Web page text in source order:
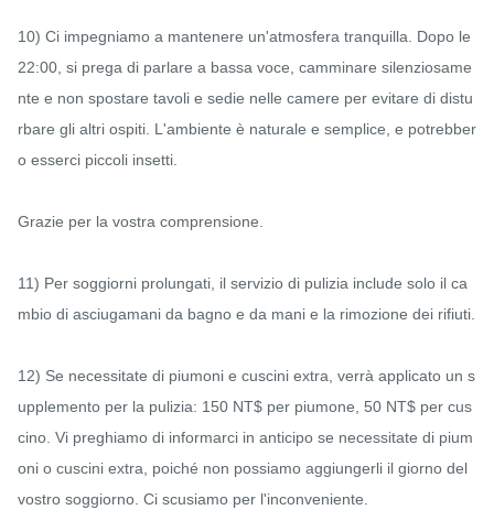
10) Ci impegniamo a mantenere un'atmosfera tranquilla. Dopo le
22:00, si prega di parlare a bassa voce, camminare silenziosame
nte e non spostare tavoli e sedie nelle camere per evitare di distu
rbare gli altri ospiti. L'ambiente è naturale e semplice, e potrebber
o esserci piccoli insetti.
Grazie per la vostra comprensione.
11) Per soggiorni prolungati, il servizio di pulizia include solo il ca
mbio di asciugamani da bagno e da mani e la rimozione dei rifiuti.
12) Se necessitate di piumoni e cuscini extra, verrà applicato un s
upplemento per la pulizia: 150 NT$ per piumone, 50 NT$ per cus
cino. Vi preghiamo di informarci in anticipo se necessitate di pium
oni o cuscini extra, poiché non possiamo aggiungerli il giorno del
vostro soggiorno. Ci scusiamo per l'inconveniente.